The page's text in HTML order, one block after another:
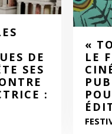
DE
SES
:
«
LE